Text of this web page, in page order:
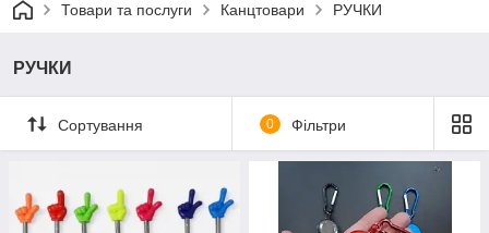
Товари та послуги Канцтовари РУЧКИ
РУЧКИ
Сортування 0 Фільтри